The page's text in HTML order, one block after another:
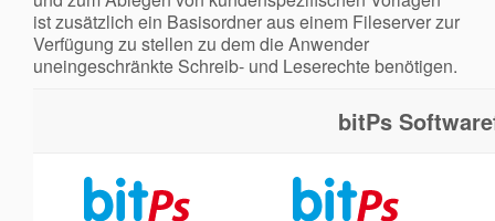
ist zusätzlich ein Basisordner aus einem Fileserver zur
Verfügung zu stellen zu dem die Anwender
uneingeschränkte Schreib- und Leserechte benötigen.
bitPs